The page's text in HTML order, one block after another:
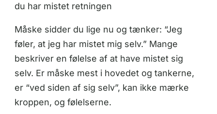
Måske sidder du lige nu og tænker: “Jeg
føler, at jeg har mistet mig selv.” Mange
beskriver en følelse af at have mistet sig
selv. Er måske mest i hovedet og tankerne,
er “ved siden af sig selv”, kan ikke mærke
kroppen, og følelserne.